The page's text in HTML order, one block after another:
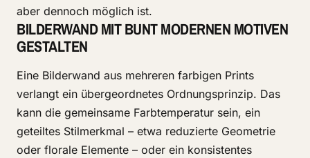
aber dennoch möglich ist.
BILDERWAND MIT BUNT MODERNEN MOTIVEN
GESTALTEN
Eine Bilderwand aus mehreren farbigen Prints
verlangt ein übergeordnetes Ordnungsprinzip. Das
kann die gemeinsame Farbtemperatur sein, ein
geteiltes Stilmerkmal – etwa reduzierte Geometrie
oder florale Elemente – oder ein konsistentes